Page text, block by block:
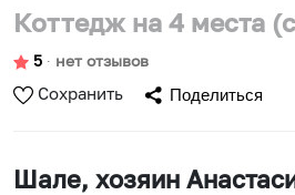
Коттедж на 4 места
5 ∙ нет отзывов
Сохранить Поделиться
Шале, хозяин